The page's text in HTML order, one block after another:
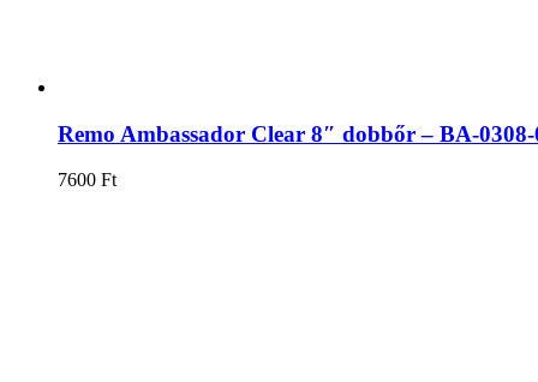
Remo Ambassador Clear 8″ dobbőr – BA-
7600 Ft